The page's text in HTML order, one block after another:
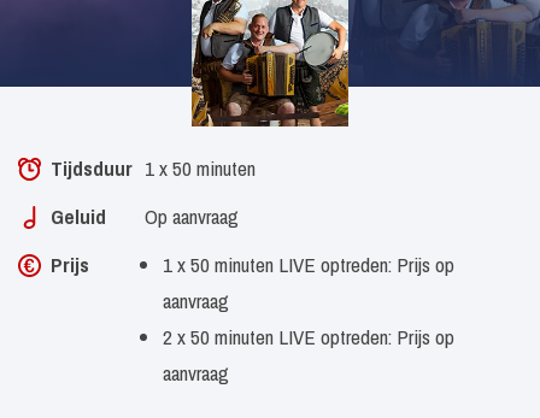
Tijdsduur 1 x 50 minuten
Geluid
Op aanvraag
Prijs
1 x 50 minuten LIVE optreden: Prijs op
aanvraag
2 x 50 minuten LIVE optreden: Prijs op
aanvraag